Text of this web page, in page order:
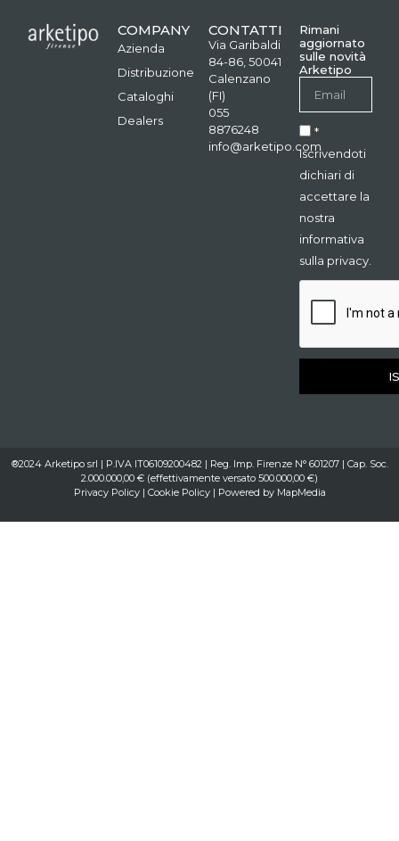
COMPANY
Azienda
Distribuzione
Cataloghi
Dealers
CONTATTI
Via Garibaldi
84-86, 50041
Calenzano
(FI)
055
8876248
info@arketipo.com
Rimani
aggiornato
sulle novità
Arketipo
*
Iscrivendoti
dichiari di
accettare la
nostra
informativa
sulla privacy.
®2024 Arketipo srl | P.IVA IT06109200482 | Reg. Imp. Firenze N° 601207 | Cap. Soc.
2.000.000,00 € (effettivamente versato 500.000,00 €)
Privacy Policy| Cookie Policy| Powered by MapMedia